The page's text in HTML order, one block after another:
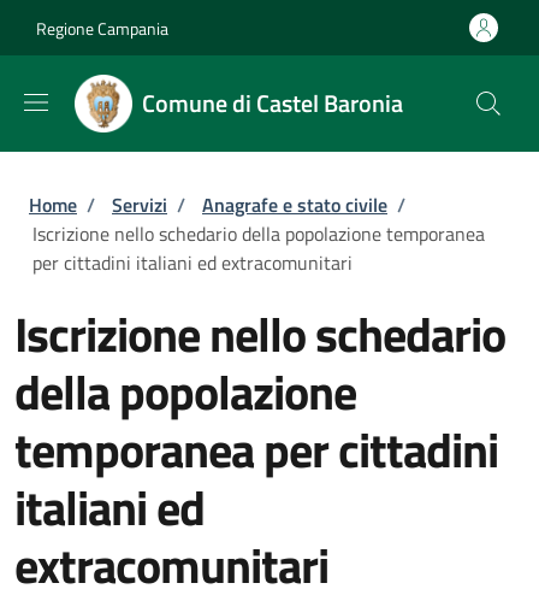
Regione Campania
Comune di Castel Baronia
Briciole di pane
Home / Servizi / Anagrafe e stato civile /
Iscrizione nello schedario della popolazione temporanea
per cittadini italiani ed extracomunitari
Iscrizione nello schedario
della popolazione
temporanea per cittadini
italiani ed
extracomunitari